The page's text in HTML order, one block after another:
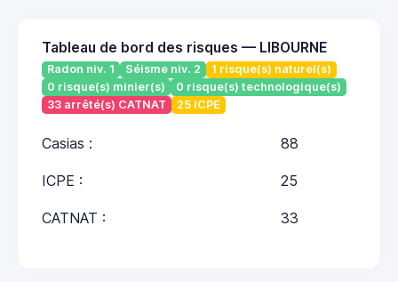
Tableau de bord des risques — LIBOURNE
Radon niv. 1 Séisme niv. 2
1 risque(s) naturel(s)
0 risque(s) minier(s)
0 risque(s) technologique(s)
33 arrêté(s) CATNAT
25 ICPE
Casias : 88
ICPE : 25
CATNAT : 33